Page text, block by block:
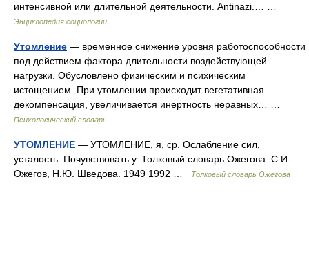
интенсивной или длительной деятельности. Antinazi.… …
Энциклопедия социологии
Утомление — временное снижение уровня работоспособности
под действием фактора длительности воздействующей
нагрузки. Обусловлено физическим и психическим
истощением. При утомлении происходит вегетативная
декомпенсация, увеличивается инертность неравных… …
Психологический словарь
УТОМЛЕНИЕ — УТОМЛЕНИЕ, я, ср. Ослабление сил,
усталость. Почувствовать у. Толковый словарь Ожегова. С.И.
Ожегов, Н.Ю. Шведова. 1949 1992 …
Толковый словарь Ожегова